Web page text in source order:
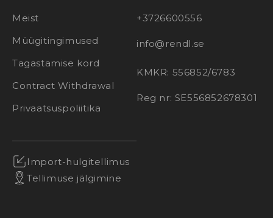
Meist
Müügitingimused
Tagastamise kord
Contract Withdrawal
Privaatsuspoliitika
Import-hulgitellimus
Tellimuse jälgimine
+3726600556
info@rendl.se
KMKR: 556852/6783
Reg nr: SE556852678301